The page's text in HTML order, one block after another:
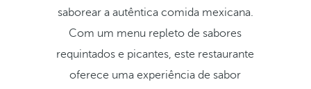
saborear a autêntica comida mexicana.
Com um menu repleto de sabores
requintados e picantes, este restaurante
oferece uma experiência de sabor